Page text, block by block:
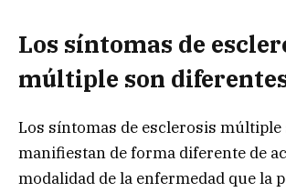
Los síntomas de
múltiple son
Los síntomas de esclerosis múltiple
manifiestan de forma diferente de
modalidad de la enfermedad que la